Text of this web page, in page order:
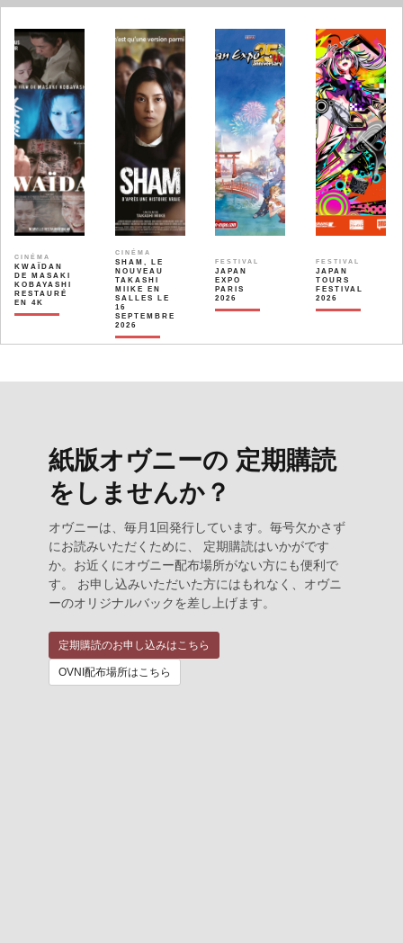
CINÉMA
KWAÏDAN
DE MASAKI
KOBAYASHI
RESTAURÉ
EN 4K
CINÉMA
SHAM, LE
NOUVEAU
TAKASHI
MIIKE EN
SALLES LE
16
SEPTEMBRE
2026
FESTIVAL
JAPAN
EXPO
PARIS
2026
FESTIVAL
JAPAN
TOURS
FESTIVAL
2026
紙版オヴニーの 定期購読
をしませんか？
オヴニーは、毎月1回発行しています。毎号欠かさず
にお読みいただくために、 定期購読はいかがです
か。お近くにオヴニー配布場所がない方にも便利で
す。 お申し込みいただいた方にはもれなく、オヴニ
ーのオリジナルバックを差し上げます。
定期購読のお申し込みはこちら
OVNI配布場所はこちら